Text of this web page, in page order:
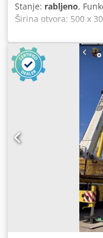
Stanje: rabljeno,
Širina otvora: 500 x
Težina: 6.100 kg
Tyaqobsck Stroj je u
opremljen novim
klinovima.